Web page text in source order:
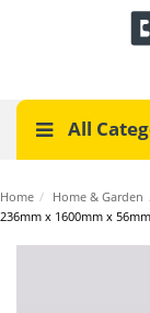
All
Home / Home & Garden
236mm x 1600mm x